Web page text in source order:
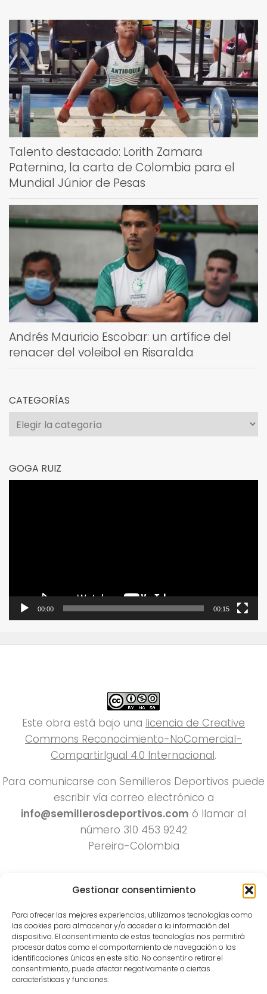
Gestionar consentimiento
Para ofrecer las mejores experiencias, utilizamos tecnologías como
las cookies para almacenar y/o acceder a la información del
dispositivo. El consentimiento de estas tecnologías nos permitirá
procesar datos como el comportamiento de navegación o las
identificaciones únicas en este sitio. No consentir o retirar el
consentimiento, puede afectar negativamente a ciertas
características y funciones.
Talento destacado: Lorith Zamara
Paternina, la carta de Colombia para el
Mundial Júnior de Pesas
Andrés Mauricio Escobar: un artífice del
renacer del voleibol en Risaralda
CATEGORÍAS
Categorías
GOGA RUIZ
00:00 00:15
Este obra está bajo una licencia de Creative
Commons Reconocimiento-NoComercial-
CompartirIgual 4.0 Internacional.
Para comunicarse con Semilleros Deportivos puede
escribir vía correo electrónico a
info@semillerosdeportivos.com ó llamar al
número 310 453 9242
Pereira-Colombia
Todos los derechos reservados 2022.
Funciona con - Diseñado con el